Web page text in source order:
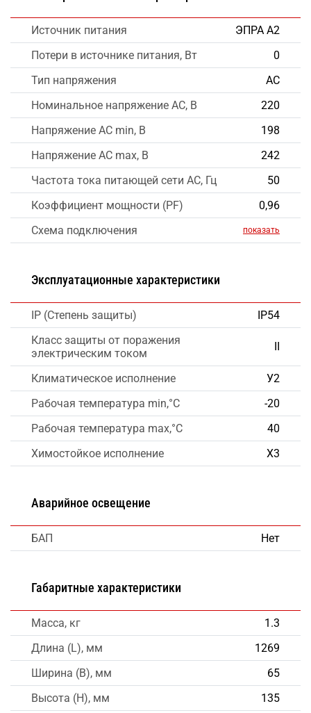
Источник питания
ЭПРА А2
Потери в источнике питания, Вт
0
Тип напряжения
AC
Номинальное напряжение AC, В
220
Напряжение AC min, В
198
Напряжение AC max, В
242
Частота тока питающей сети AC, Гц
50
Коэффициент мощности (PF)
0,96
Схема подключения
показать
Эксплуатационные характеристики
IP (Степень защиты)
IP54
Класс защиты от поражения
электрическим током
Климатическое исполнение
У2
Рабочая температура min,°C
-20
Рабочая температура max,°C
40
Химостойкое исполнение
Х3
Аварийное освещение
БАП Нет
Габаритные характеристики
Масса, кг
1.3
Длина (L), мм
1269
Ширина (B), мм
65
Высота (H), мм
135